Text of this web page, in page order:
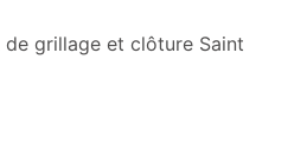
de grillage et clôture Saint